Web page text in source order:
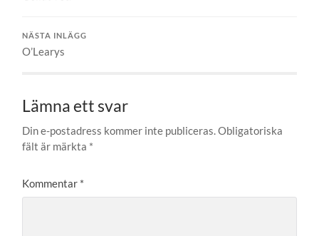
NÄSTA INLÄGG
O’Learys
Lämna ett svar
Din e-postadress kommer inte publiceras.Obligatoriska
fält är märkta *
Kommentar *